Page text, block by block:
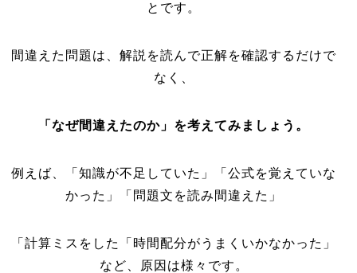
とです。
間違えた問題は、解説を読んで正解を確認するだけで
なく、
「なぜ間違えたのか」を考えてみましょう。
例えば、「知識が不足していた」「公式を覚えていな
かった」「問題文を読み間違えた」
「計算ミスをした「時間配分がうまくいかなかった」
など、原因は様々です。